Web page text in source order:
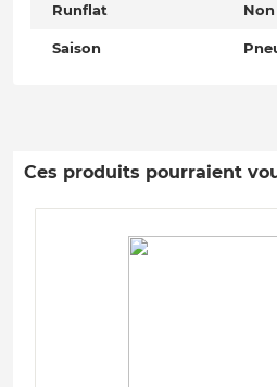
Runflat Non
Saison
Ces produits pourraient